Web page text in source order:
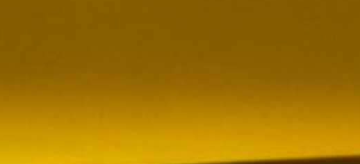
som ny ledare för VR City Traffic i Sverige och Finland